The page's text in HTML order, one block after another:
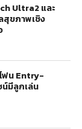
Ultra2 และ
ขภาพเชิง
ฟน Entry-
น์มีลูกเล่น